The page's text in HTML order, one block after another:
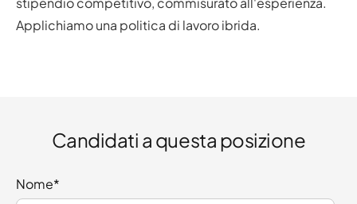
Applichiamo una politica di lavoro ibrida.
Candidati a questa posizione
Nome*